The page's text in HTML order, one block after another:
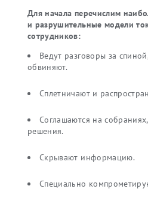
Для начала перечислим
и разрушительные модели
сотрудников:
Ведут разговоры за
обвиняют.
Сплетничают и
Соглашаются на
решения.
Скрывают информацию.
Специально